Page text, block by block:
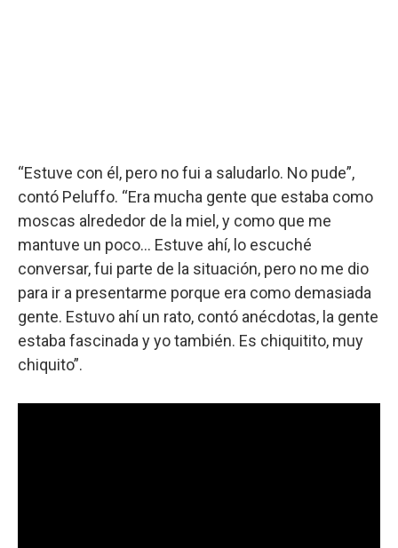
“Estuve con él, pero no fui a saludarlo. No pude”,
contó Peluffo. “Era mucha gente que estaba como
moscas alrededor de la miel, y como que me
mantuve un poco... Estuve ahí, lo escuché
conversar, fui parte de la situación, pero no me dio
para ir a presentarme porque era como demasiada
gente. Estuvo ahí un rato, contó anécdotas, la gente
estaba fascinada y yo también. Es chiquitito, muy
chiquito”.